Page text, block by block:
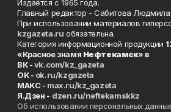
Издаётся с 1965 года.
Главный редактор - Сабитова Людмила
При использовании материалов
kzgazeta.ru обязательна.
Категория информационной продукции
«Красное знамя Нефтекамск» в
ВК -vk.com/kz_gazeta
ОК - ok.ru/kzgazeta
MAKC - max.ru/kz_gazeta
Я.Дзен - dzen.ru/neftekamskkz
Об использовании персональных данных